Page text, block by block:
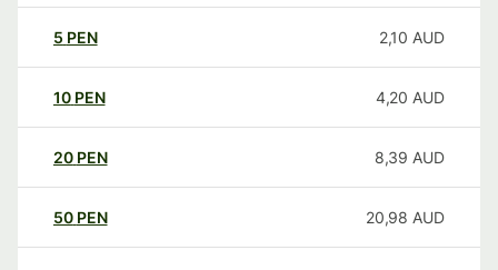
5 PEN 2,10 AUD
10 PEN 4,20 AUD
20 PEN 8,39 AUD
50 PEN 20,98 AUD